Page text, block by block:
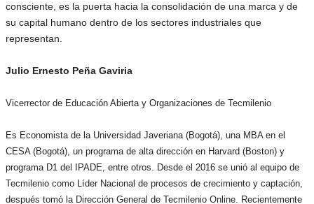
consciente, es la puerta hacia la consolidación de una marca y de
su capital humano dentro de los sectores industriales que
representan.
Julio Ernesto Peña Gaviria
Vicerrector de Educación Abierta y Organizaciones de Tecmilenio
Es Economista de la Universidad Javeriana (Bogotá), una MBA en el
CESA (Bogotá), un programa de alta dirección en Harvard (Boston) y
programa D1 del IPADE, entre otros. Desde el 2016 se unió al equipo de
Tecmilenio como Líder Nacional de procesos de crecimiento y captación,
después tomó la Dirección General de Tecmilenio Online. Recientemente